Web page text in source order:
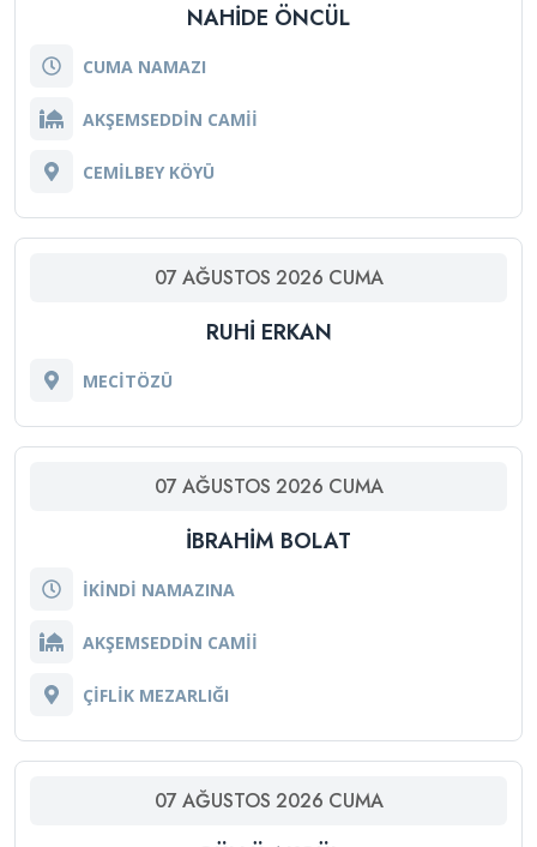
NAHIDE ÖNCÜL
CUMA NAMAZI
AKŞEMSEDDİN CAMİİ
CEMİLBEY KÖYÜ
07 AĞUSTOS 2026 CUMA
RUHI ERKAN
MECİTÖZÜ
07 AĞUSTOS 2026 CUMA
İBRAHIM BOLAT
İKİNDİ NAMAZINA
AKŞEMSEDDİN CAMİİ
ÇİFLİK MEZARLIĞI
07 AĞUSTOS 2026 CUMA